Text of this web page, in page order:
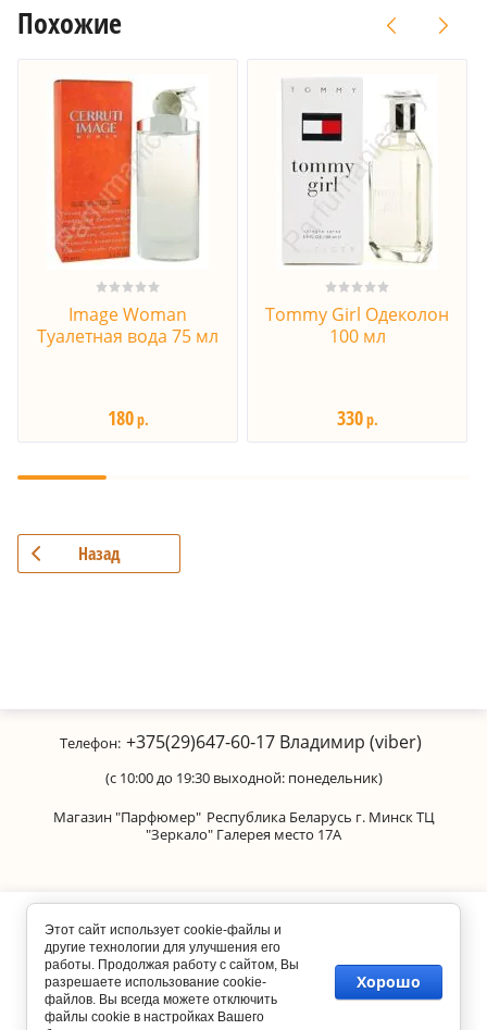
Похожие
Image Woman
Туалетная вода 75 мл
180р.
Tommy Girl Одеколон
100 мл
330р.
Назад
Телефон: +375(29)647-60-17 Владимир (viber)
(с 10:00 до 19:30 выходной: понедельник)
Магазин "Парфюмер" Республика Беларусь г. Минск ТЦ
"Зеркало" Галерея место 17А
Этот сайт использует cookie-файлы и
другие технологии для улучшения его
работы. Продолжая работу с сайтом, Вы
разрешаете использование cookie-
файлов. Вы всегда можете отключить
файлы cookie в настройках Вашего
Хорошо